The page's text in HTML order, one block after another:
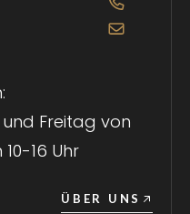
Freitag von
16 Uhr
OPEN DE
OPEN DE
ÜBER UNS